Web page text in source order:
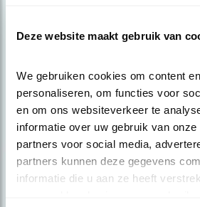
Deze website maakt gebruik van
We gebruiken cookies om content
personaliseren, om functies voor
en om ons websiteverkeer te
informatie over uw gebruik van
partners voor social media,
partners kunnen deze gegevens
informatie die u aan ze heeft